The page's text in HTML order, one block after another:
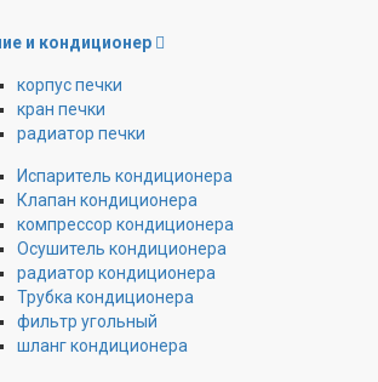
и кондиционер
корпус печки
кран печки
радиатор печки
Испаритель кондиционера
Клапан кондиционера
компрессор кондиционера
Осушитель кондиционера
радиатор кондиционера
Трубка кондиционера
фильтр угольный
шланг кондиционера